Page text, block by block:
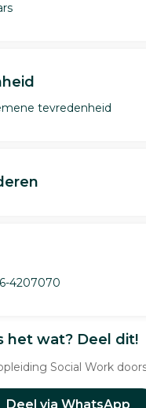
tevredenheid
4207070
het wat? Deel dit!
Social Work
Deel via WhatsApp